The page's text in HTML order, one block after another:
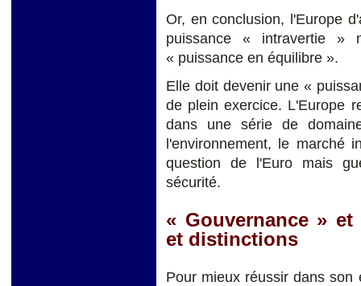
Or, en conclusion, l'Europe
puissance « intravertie
« puissance en équilibre ».
Elle doit devenir une «
de plein exercice. L'Europe
dans une série de
l'environnement, le marché
question de l'Euro mais
sécurité.
« Gouvernance »
et distinctions
Pour mieux réussir dans son